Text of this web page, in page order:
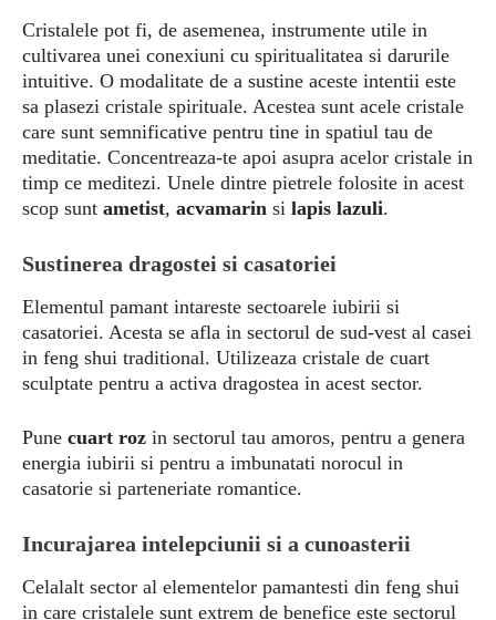
Cristalele pot fi, de asemenea, instrumente utile in
cultivarea unei conexiuni cu spiritualitatea si darurile
intuitive. O modalitate de a sustine aceste intentii este
sa plasezi cristale spirituale. Acestea sunt acele cristale
care sunt semnificative pentru tine in spatiul tau de
meditatie. Concentreaza-te apoi asupra acelor cristale in
timp ce meditezi. Unele dintre pietrele folosite in acest
scop sunt ametist, acvamarin si lapis lazuli.
Sustinerea dragostei si casatoriei
Elementul pamant intareste sectoarele iubirii si
casatoriei. Acesta se afla in sectorul de sud-vest al casei
in feng shui traditional. Utilizeaza cristale de cuart
sculptate pentru a activa dragostea in acest sector.
Pune cuart roz in sectorul tau amoros, pentru a genera
energia iubirii si pentru a imbunatati norocul in
casatorie si parteneriate romantice.
Incurajarea intelepciunii si a cunoasterii
Celalalt sector al elementelor pamantesti din feng shui
in care cristalele sunt extrem de benefice este sectorul